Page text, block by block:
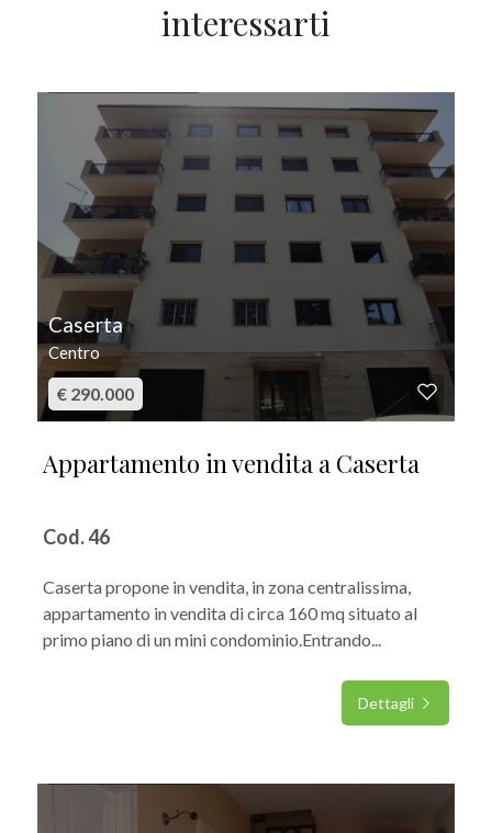
interessarti
Caserta
Centro
€ 290.000
Appartamento in vendita a Caserta
Cod. 46
Caserta propone in vendita, in zona centralissima,
appartamento in vendita di circa 160 mq situato al
primo piano di un mini condominio.Entrando...
Dettagli